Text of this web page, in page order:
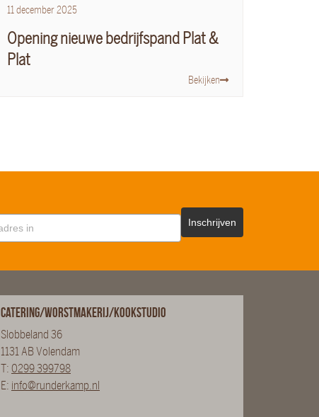
11 december 2025
Opening nieuwe bedrijfspand Plat &
Plat
Bekijken
Inschrijven
Catering/Worstmakerij/Kookstudio
Slobbeland 36
1131 AB Volendam
T: 0299 399798
E: info@runderkamp.nl